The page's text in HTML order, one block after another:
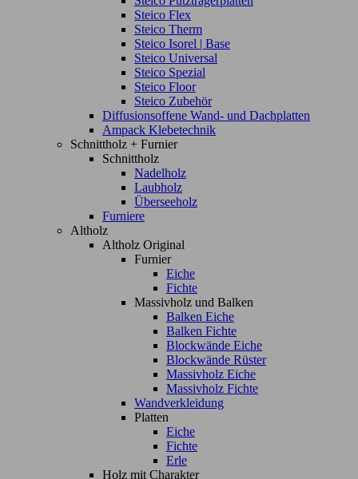
Steico Flex
Steico Therm
Steico Isorel | Base
Steico Universal
Steico Spezial
Steico Floor
Steico Zubehör
Diffusionsoffene Wand- und Dachplatten
Ampack Klebetechnik
Schnittholz + Furnier
Schnittholz
Nadelholz
Laubholz
Überseeholz
Furniere
Altholz
Altholz Original
Furnier
Eiche
Fichte
Massivholz und Balken
Balken Eiche
Balken Fichte
Blockwände Eiche
Blockwände Rüster
Massivholz Eiche
Massivholz Fichte
Wandverkleidung
Platten
Eiche
Fichte
Erle
Holz mit Charakter